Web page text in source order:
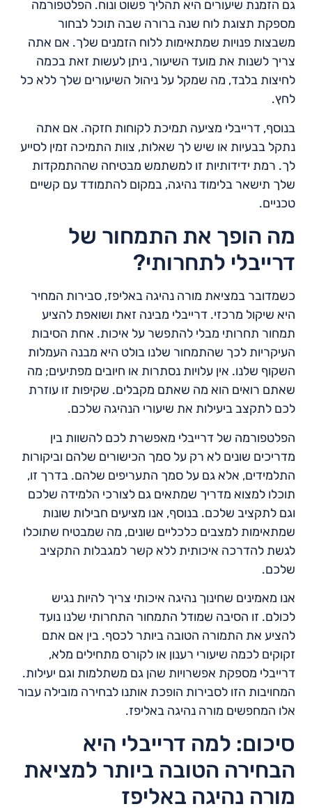
גם הזמנת שיעורים היא תהליך פשוט ונוח. הפלטפורמה
מספקת תצוגת לוח שנה ברורה שבה תוכל לבחור
משבצות פנויות שמתאימות ללוח הזמנים שלך. אם אתה
צריך לשנות את מועד השיעור, ניתן לעשות זאת בכמה
לחיצות בלבד, מה שמקל על ניהול השיעורים שלך ללא כל
לחץ.
בנוסף, דרייבלי מציעה תמיכת לקוחות חזקה. אם אתה
נתקל בבעיות או שיש לך שאלות, צוות התמיכה זמין לסייע
לך. רמת ידידותיות זו למשתמש מבטיחה שההתמקדות
שלך תישאר בלימוד נהיגה, במקום להתמודד עם קשיים
טכניים.
מה הופך את התמחור של
דרייבלי לתחרותי?
כשמדובר במציאת מורה נהיגה באליפז, סבירות המחיר
היא שיקול מרכזי. דרייבלי מבינה זאת ושואפת להציע
תמחור תחרותי מבלי להתפשר על איכות. אחת הסיבות
העיקריות לכך שהתמחור שלנו בולט היא מבנה העמלות
השקוף שלנו. אין עלויות נסתרות או חיובים מפתיעים; מה
שאתם רואים הוא מה שאתם מקבלים. שקיפות זו עוזרת
לכם לתקצב ביעילות את שיעורי הנהיגה שלכם.
הפלטפורמה של דרייבלי מאפשרת לכם להשוות בין
מדריכים שונים לא רק על סמך הכישורים שלהם וביקורות
התלמידים, אלא גם על סמך התעריפים שלהם. בדרך זו,
תוכלו למצוא מדריך שמתאים גם לצורכי הלמידה שלכם
וגם לתקציב שלכם. בנוסף, אנו מציעים חבילות שונות
שמתאימות למצבים כלכליים שונים, מה שמבטיח שתוכלו
לגשת להדרכה איכותית ללא קשר למגבלות התקציב
שלכם.
אנו מאמינים שחינוך נהיגה איכותי צריך להיות נגיש
לכולם. זו הסיבה שמודל התמחור התחרותי שלנו נועד
להציע את התמורה הטובה ביותר לכסף. בין אם אתם
זקוקים לכמה שיעורי רענון או לקורס מתחילים מלא,
דרייבלי מספקת אפשרויות שהן גם משתלמות וגם יעילות.
המחויבות הזו לסבירות הופכת אותנו לבחירה מובילה עבור
אלו המחפשים מורה נהיגה באליפז.
סיכום: למה דרייבלי היא
הבחירה הטובה ביותר למציאת
מורה נהיגה באליפז